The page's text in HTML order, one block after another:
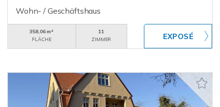
Wohn- / Geschäftshaus
358,06 m²
FLÄCHE
11
ZIMMER